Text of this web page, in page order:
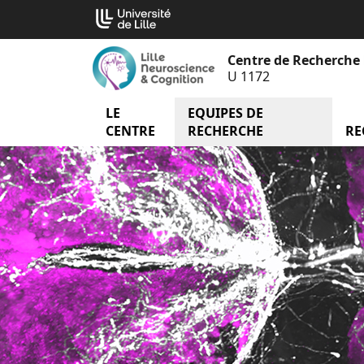
contenu
Centre de
U 1172
LE
CENTRE
menu Le Centre
EQUIPES DE
RECHERCHE
Cookies management panel